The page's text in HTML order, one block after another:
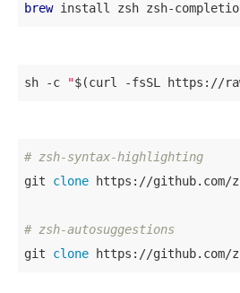
brew install zsh zsh-
sh -c "$(curl -fsSL https://
# zsh-syntax-highlighting
git clone https://github.com/
# zsh-autosuggestions
git clone https://github.com/